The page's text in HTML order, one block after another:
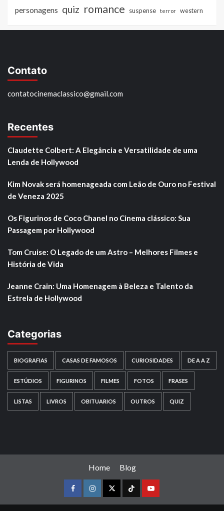
personagens quiz romance suspense terror western
Contato
contatocinemaclassico@gmail.com
Recentes
Claudette Colbert: A Elegância e Versatilidade de uma
Lenda de Hollywood
Kim Novak será homenageada com Leão de Ouro no Festival
de Veneza 2025
Os Figurinos de Coco Chanel no Cinema clássico: Sua
Passagem por Hollywood
Tom Cruise: O Legado de um Astro – Melhores Filmes e
História de Vida
Jeanne Crain: Uma Homenagem à Beleza e Talento da
Estrela de Hollywood
Categorias
BIOGRAFIAS CASAS DE FAMOSOS CURIOSIDADES DE A A Z
ESTÚDIOS FIGURINOS FILMES FOTOS FRASES
LISTAS LIVROS OBITUARIOS OUTROS QUIZ
Home Blog
FacebookinstagramtwitterTiktokyoutube